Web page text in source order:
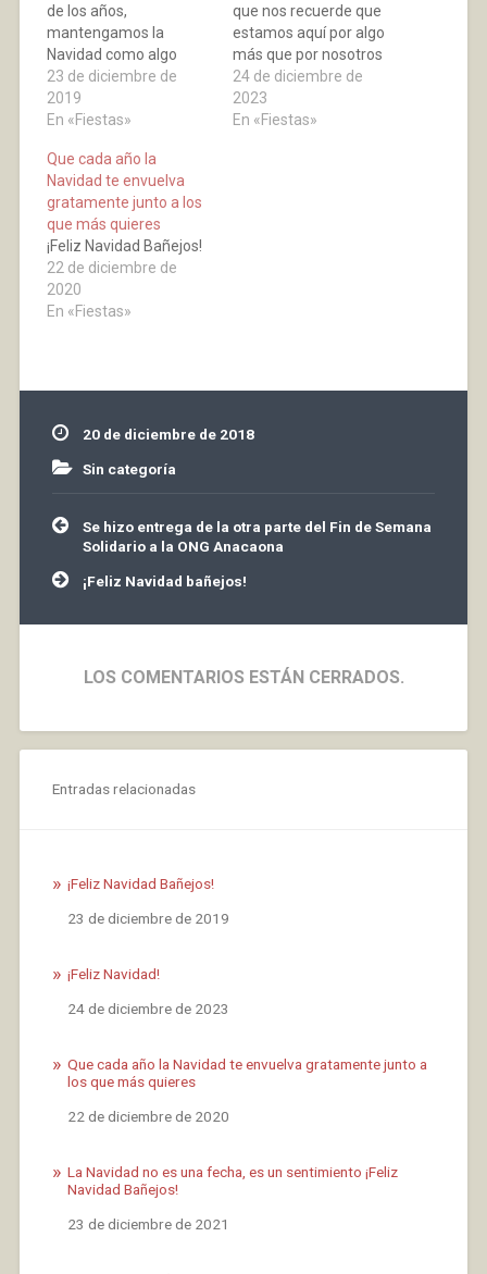
de los años,
mantengamos la
Navidad como algo
brillante, regresemos a
la ilusión de nuestra
infancia.
23 de diciembre de
2019
En «Fiestas»
que nos recuerde que
estamos aquí por algo
más que por nosotros
mismos, Feliz Navidad!
24 de diciembre de
2023
En «Fiestas»
Que cada año la
Navidad te envuelva
gratamente junto a los
que más quieres
¡Feliz Navidad Bañejos!
22 de diciembre de
2020
En «Fiestas»
20 de diciembre de 2018
Sin categoría
Navegación
de
entradas
Se hizo entrega de la otra parte del Fin de Semana
Solidario a la ONG Anacaona
¡Feliz Navidad bañejos!
LOS COMENTARIOS ESTÁN CERRADOS.
Entradas relacionadas
¡Feliz Navidad Bañejos!
Fecha
23 de diciembre de 2019
¡Feliz Navidad!
Fecha
24 de diciembre de 2023
Que cada año la Navidad te envuelva gratamente junto a
los que más quieres
Fecha
22 de diciembre de 2020
La Navidad no es una fecha, es un sentimiento ¡Feliz
Navidad Bañejos!
Fecha
23 de diciembre de 2021